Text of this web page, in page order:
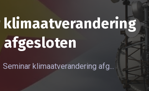
klimaatverandering
afgesloten
Seminar klimaatverandering afg...